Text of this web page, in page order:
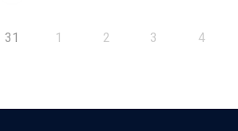
31 1 2 3 4